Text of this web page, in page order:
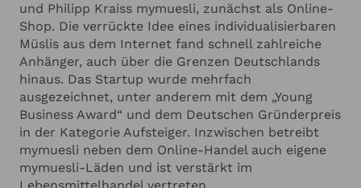
und Philipp Kraiss mymuesli, zunächst als Online-
Shop. Die verrückte Idee eines individualisierbaren
Müslis aus dem Internet fand schnell zahlreiche
Anhänger, auch über die Grenzen Deutschlands
hinaus. Das Startup wurde mehrfach
ausgezeichnet, unter anderem mit dem „Young
Business Award“ und dem Deutschen Gründerpreis
in der Kategorie Aufsteiger. Inzwischen betreibt
mymuesli neben dem Online-Handel auch eigene
mymuesli-Läden und ist verstärkt im
Abbrechen
Anfrage absenden